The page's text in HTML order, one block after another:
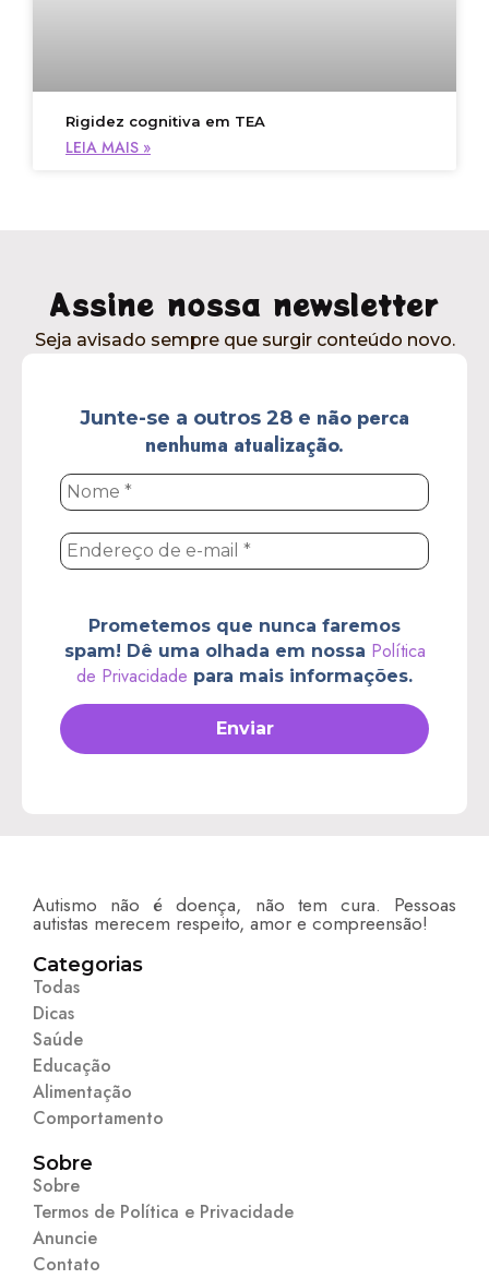
Rigidez cognitiva em TEA
LEIA MAIS »
Assine nossa newsletter
Seja avisado sempre que surgir conteúdo novo.
Junte-se a outros 28 e não perca
nenhuma atualização.
Nome
*
Endereço
de
e-
Prometemos que nunca faremos
spam! Dê uma olhada em nossa Política
de Privacidade para mais informações.
Autismo não é doença, não tem cura. Pessoas
autistas merecem respeito, amor e compreensão!
Categorias
Todas
Dicas
Saúde
Educação
Alimentação
Comportamento
Sobre
Sobre
Termos de Política e Privacidade
Anuncie
Contato